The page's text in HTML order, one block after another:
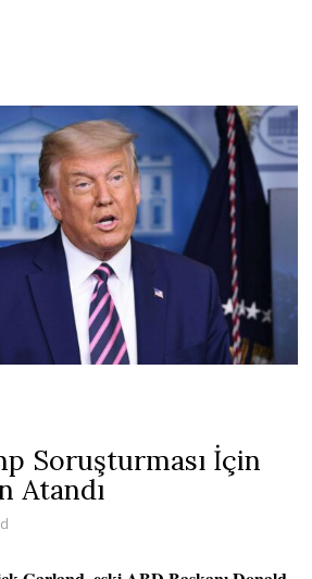
Soruşturması İçin
Atandı